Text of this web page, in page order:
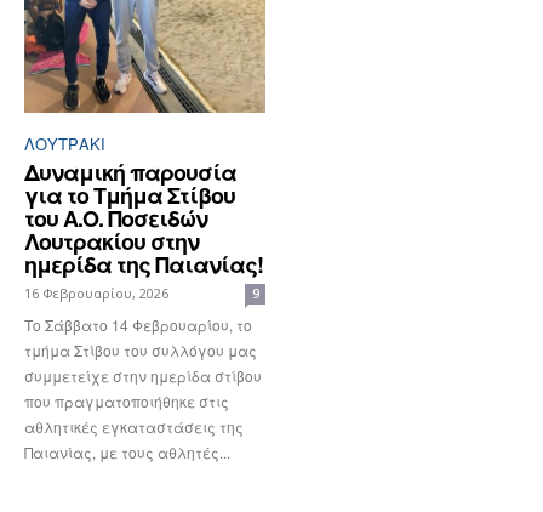
ΛΟΥΤΡΆΚΙ
Δυναμική παρουσία
για το Τμήμα Στίβου
του Α.Ο. Ποσειδών
Λουτρακίου στην
ημερίδα της Παιανίας!
16 Φεβρουαρίου, 2026 9
Το Σάββατο 14 Φεβρουαρίου, το
τμήμα Στίβου του συλλόγου μας
συμμετείχε στην ημερίδα στίβου
που πραγματοποιήθηκε στις
αθλητικές εγκαταστάσεις της
Παιανίας, με τους αθλητές...